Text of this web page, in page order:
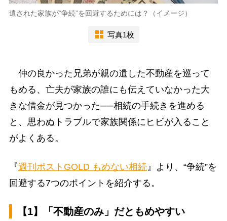
遺された家族が“争続”を回避するためには？（イメージ）
写真1枚
仲の良かった兄弟が親の遺した不動産を巡って
もめる、亡夫が家族の誰にも伝えていなかった大
きな借金が見つかった──相続の手続きを進める
と、思わぬトラブルで家族関係にヒビが入ること
がよくある。
『週刊ポストGOLD もめない相続』より、“争続”を
回避する7つのポイントを紹介する。
【1】「不動産のみ」だともめやすい